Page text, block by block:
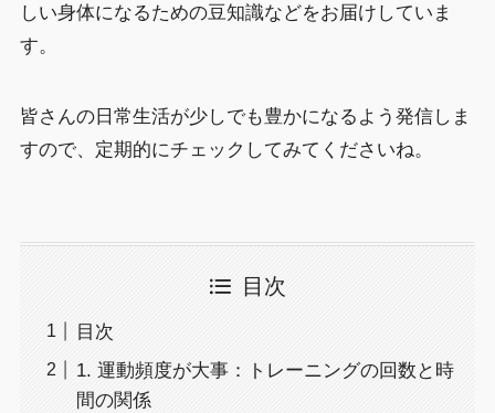
しい身体になるための豆知識などをお届けしていま
す。
皆さんの日常生活が少しでも豊かになるよう発信しま
すので、定期的にチェックしてみてくださいね。
目次
目次
1. 運動頻度が大事：トレーニングの回数と時
間の関係